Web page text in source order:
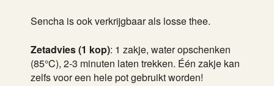
Sencha is ook verkrijgbaar als losse thee.
Zetadvies (1 kop): 1 zakje, water opschenken
(85°C), 2-3 minuten laten trekken. Één zakje kan
zelfs voor een hele pot gebruikt worden!